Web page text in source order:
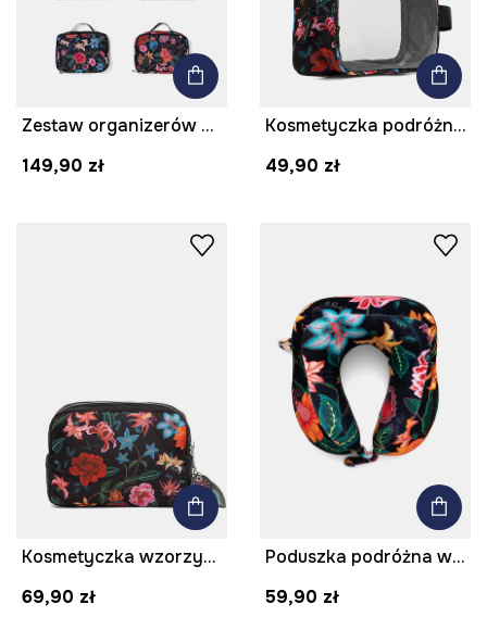
Zestaw organizerów podróżnych do bagażu
149,90 zł
Kosmetyczka podróżna transparentna
49,90 zł
Kosmetyczka wzorzysta
69,90 zł
Poduszka podróżna wzorzysta
59,90 zł